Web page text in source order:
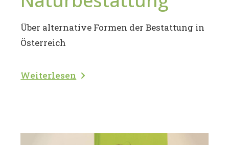
Über alternative Formen der Bestattung in
Österreich
Weiterlesen